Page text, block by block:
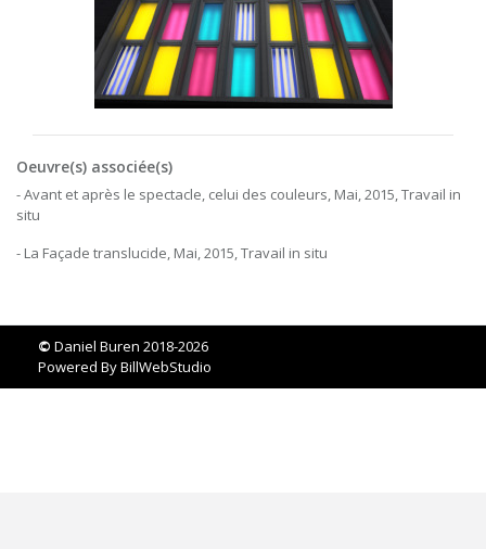
Oeuvre(s) associée(s)
- Avant et après le spectacle, celui des couleurs, Mai, 2015, Travail in
situ
- La Façade translucide, Mai, 2015, Travail in situ
© Daniel Buren 2018-2026
Powered ByBillWebStudio